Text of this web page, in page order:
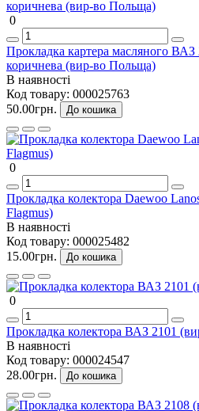
0
Прокладка картера масляного ВАЗ
коричнева (вир-во Польща)
В наявності
Код товару: 000025763
50.00грн.
До кошика
0
Прокладка колектора Daewoo
Flagmus)
В наявності
Код товару: 000025482
15.00грн.
До кошика
0
Прокладка колектора ВАЗ 2101
В наявності
Код товару: 000024547
28.00грн.
До кошика